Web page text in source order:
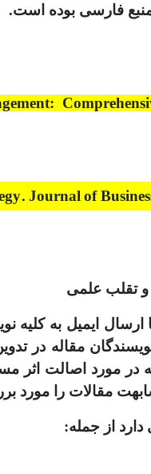
فارسی بوده است.
Journal of
ارسال ایمیل به
در مورد اصالت
مقالات را مورد
از جمله: